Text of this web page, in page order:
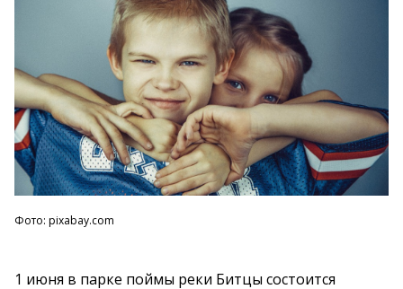
Фото: pixabay.com
1 июня в парке поймы реки Битцы состоится